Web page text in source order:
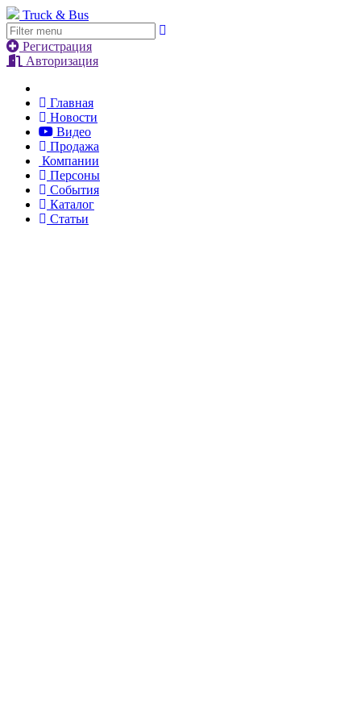
Truck & Bus
Регистрация
Авторизация
Главная
Новости
Видео
Продажа
Компании
Персоны
События
Каталог
Статьи